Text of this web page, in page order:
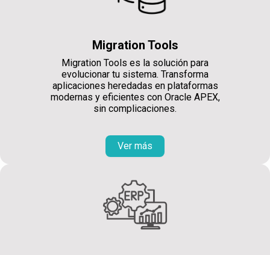
Migration Tools
Migration Tools es la solución para
evolucionar tu sistema. Transforma
aplicaciones heredadas en plataformas
modernas y eficientes con Oracle APEX,
sin complicaciones.
Ver más